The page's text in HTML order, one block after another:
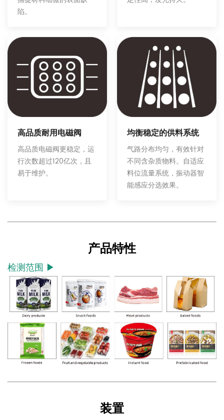
陷。
高品质耐用电磁阀
高品质电磁阀更稳定，运
行次数超过120亿次，且
易于维护。
均衡稳定的供料系统
气路分布均匀，有效针对
不同含杂质物料。自适应
料位流量系统，振动器智
能感应分选效果。
产品特性
检测范围 ▶
装置